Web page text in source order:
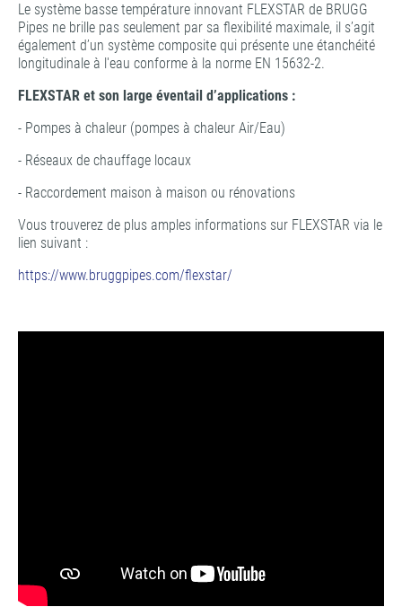
Le système basse température innovant FLEXSTAR de BRUGG
Pipes ne brille pas seulement par sa flexibilité maximale, il s’agit
également d’un système composite qui présente une étanchéité
longitudinale à l'eau conforme à la norme EN 15632-2.
FLEXSTAR et son large éventail d’applications :
- Pompes à chaleur (pompes à chaleur Air/Eau)
- Réseaux de chauffage locaux
- Raccordement maison à maison ou rénovations
Vous trouverez de plus amples informations sur FLEXSTAR via le
lien suivant :
https://www.bruggpipes.com/flexstar/